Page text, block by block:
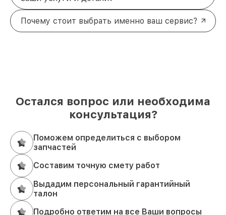
Почему стоит выбрать именно ваш сервис?
Остался вопрос или необходима
консультация?
Поможем определиться с выбором
запчастей
Составим точную смету работ
Выдадим персональный гарантийный
талон
Подробно ответим на все Ваши вопросы